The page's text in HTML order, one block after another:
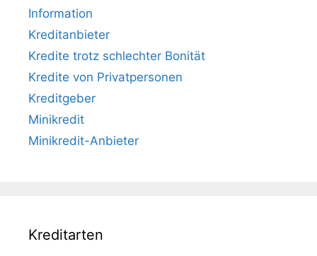
Information
Kreditanbieter
Kredite trotz schlechter Bonität
Kredite von Privatpersonen
Kreditgeber
Minikredit
Minikredit-Anbieter
Kreditarten